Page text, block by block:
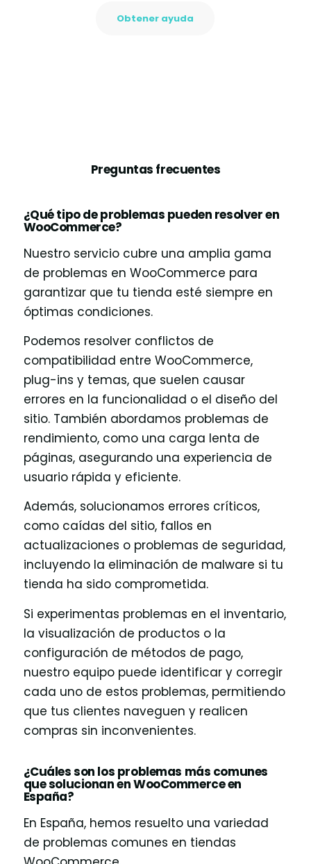
Obtener ayuda
Preguntas frecuentes
¿Qué tipo de problemas pueden resolver en
WooCommerce?
Nuestro servicio cubre una amplia gama
de problemas en WooCommerce para
garantizar que tu tienda esté siempre en
óptimas condiciones.
Podemos resolver conflictos de
compatibilidad entre WooCommerce,
plug-ins y temas, que suelen causar
errores en la funcionalidad o el diseño del
sitio. También abordamos problemas de
rendimiento, como una carga lenta de
páginas, asegurando una experiencia de
usuario rápida y eficiente.
Además, solucionamos errores críticos,
como caídas del sitio, fallos en
actualizaciones o problemas de seguridad,
incluyendo la eliminación de malware si tu
tienda ha sido comprometida.
Si experimentas problemas en el inventario,
la visualización de productos o la
configuración de métodos de pago,
nuestro equipo puede identificar y corregir
cada uno de estos problemas, permitiendo
que tus clientes naveguen y realicen
compras sin inconvenientes.
¿Cuáles son los problemas más comunes
que solucionan en WooCommerce en
España?
En España, hemos resuelto una variedad
de problemas comunes en tiendas